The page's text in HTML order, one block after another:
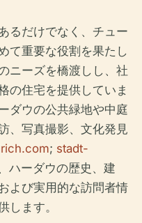
るだけでなく、チュー
て重要な役割を果たし
ニーズを橋渡しし、社
の住宅を提供していま
ダウの公共緑地や中庭
、写真撮影、文化発見
; stadt-
ハーダウの歴史、建
よび実用的な訪問者情
します。